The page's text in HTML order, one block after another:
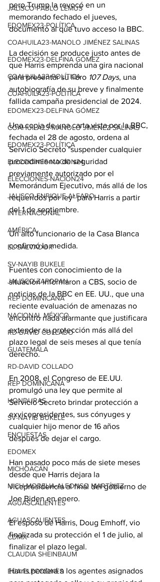
JALISCO-PABLO LEMUS
EDOMEX23-POLÍTICA
COAHUILA23-MANOLO JIMÉNEZ SALINAS
EDOMEX23-DELFINA GÓMEZ
COAHUILA23-POLÍTICA
COAHUILA23-POLÍTICA
EDOMEX23-DELFINA GÓMEZ
COAHUILA23-MANOLO JIMÉNEZ SALINAS
EDOMEX23-POLÍTICA
ELECCIONES-NACION24
ELECCIONES-NACION24
JALISCO-ENRIQUE ALFARO
INTERNACIONAL
AMÉRICA
EL SALVADOR
SV-NAYIB BUKELE
JALISCO-ZAPOPAN
REP DOMINICANA
NACIONAL MÉXICO
RD-DAVID COLLADO
GUATEMALA
RD-DAVID COLLADO
REP DOMINICANA
HONDURAS
SV-NAYIB BUKELE
ENCUESTAS
EDOMEX
MICHOACÁN
MICH-MORELIA-ALFONSO MARTÍNEZ
AGUASCALIENTES
AGUASCALIENTES
CDMX
CLAUDIA SHEINBAUM
EUA ELECCIONES
pero Trump la revocó en un
memorando fechado el jueves,
documento al que tuvo acceso la BBC.
La decisión se produce justo antes de
que Harris emprenda una gira nacional
para presentar su libro 107 Days, una
autobiografía de su breve y finalmente
fallida campaña presidencial de 2024.
Una copia de una carta vista por la BBC,
fechada el 28 de agosto, ordena al
Servicio Secreto "suspender cualquier
procedimiento de seguridad
previamente autorizado por el
Memorándum Ejecutivo, más allá de los
requeridos por ley" para Harris a partir
del 1 de septiembre.
Un alto funcionario de la Casa Blanca
confirmó la medida.
Fuentes con conocimiento de la
situación informaron a CBS, socio de
noticias de la BBC en EE. UU., que una
reciente evaluación de amenazas no
encontró nada alarmante que justificara
extender su protección más allá del
plazo legal de seis meses al que tenía
derecho.
En 2008, el Congreso de EE.UU.
promulgó una ley que permite al
Servicio Secreto brindar protección a
exvicepresidentes, sus cónyuges y
cualquier hijo menor de 16 años
después de dejar el cargo.
Han pasado poco más de siete meses
desde que Harris dejara la
vicepresidencia al final del gobierno de
Joe Biden en enero.
El esposo de Harris, Doug Emhoff, vio
finalizada su protección el 1 de julio, al
finalizar el plazo legal.
Harris perderá a los agentes asignados